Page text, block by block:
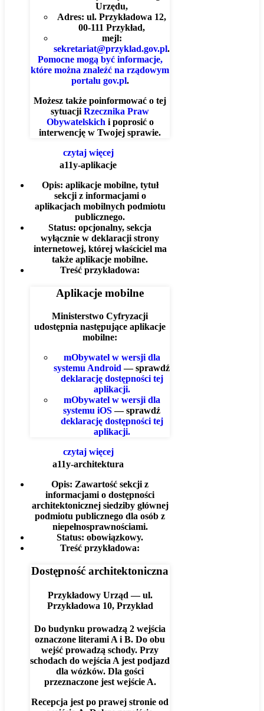
Urzędu,
Adres: ul. Przykładowa 12,
00-111 Przykład,
mejl:
sekretariat@przyklad.gov.pl.
Pomocne mogą być informacje,
które można znaleźć na rządowym
portalu gov.pl.
Możesz także poinformować o tej
sytuacji Rzecznika Praw
Obywatelskich i poprosić o
interwencję w Twojej sprawie.
czytaj więcej
a11y-aplikacje
Opis: aplikacje mobilne, tytuł
sekcji z informacjami o
aplikacjach mobilnych podmiotu
publicznego.
Status: opcjonalny, sekcja
wyłącznie w deklaracji strony
internetowej, której właściciel ma
także aplikacje mobilne.
Treść przykładowa:
Aplikacje mobilne
Ministerstwo Cyfryzacji
udostępnia następujące aplikacje
mobilne:
mObywatel w wersji dla
systemu Android — sprawdź
deklarację dostępności tej
aplikacji.
mObywatel w wersji dla
systemu iOS— sprawdź
deklarację dostępności tej
aplikacji.
czytaj więcej
a11y-architektura
Opis: Zawartość sekcji z
informacjami o dostępności
architektonicznej siedziby głównej
podmiotu publicznego dla osób z
niepełnosprawnościami.
Status: obowiązkowy.
Treść przykładowa:
Dostępność architektoniczna
Przykładowy Urząd — ul.
Przykładowa 10, Przykład
Do budynku prowadzą 2 wejścia
oznaczone literami A i B. Do obu
wejść prowadzą schody. Przy
schodach do wejścia A jest podjazd
dla wózków. Dla gości
przeznaczone jest wejście A.
Recepcja jest po prawej stronie od